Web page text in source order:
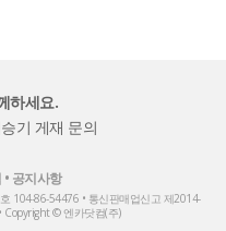
하세요.
기 게재 문의
• 공지사항
104-86-54476 • 통신판매업신고 제2014-
Copyright © 엔카닷컴(주)